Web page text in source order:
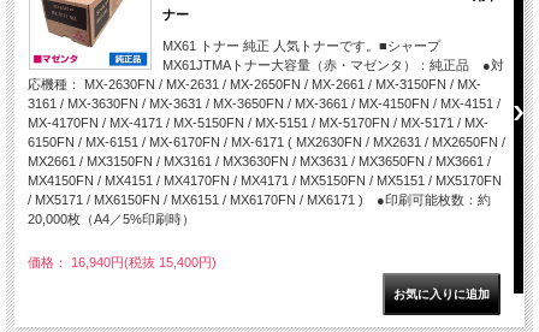
ナー
MX61 トナー 純正 人気トナーです。■シャープ
MX61JTMAトナー大容量（赤・マゼンタ）：純正品 ●対
応機種： MX-2630FN / MX-2631 / MX-2650FN / MX-2661 / MX-3150FN / MX-
3161 / MX-3630FN / MX-3631 / MX-3650FN / MX-3661 / MX-4150FN / MX-4151 /
MX-4170FN / MX-4171 / MX-5150FN / MX-5151 / MX-5170FN / MX-5171 / MX-
6150FN / MX-6151 / MX-6170FN / MX-6171 ( MX2630FN / MX2631 / MX2650FN /
MX2661 / MX3150FN / MX3161 / MX3630FN / MX3631 / MX3650FN / MX3661 /
MX4150FN / MX4151 / MX4170FN / MX4171 / MX5150FN / MX5151 / MX5170FN
/ MX5171 / MX6150FN / MX6151 / MX6170FN / MX6171 ) ●印刷可能枚数：約
20,000枚（A4／5%印刷時）
価格： 16,940円(税抜 15,400円)